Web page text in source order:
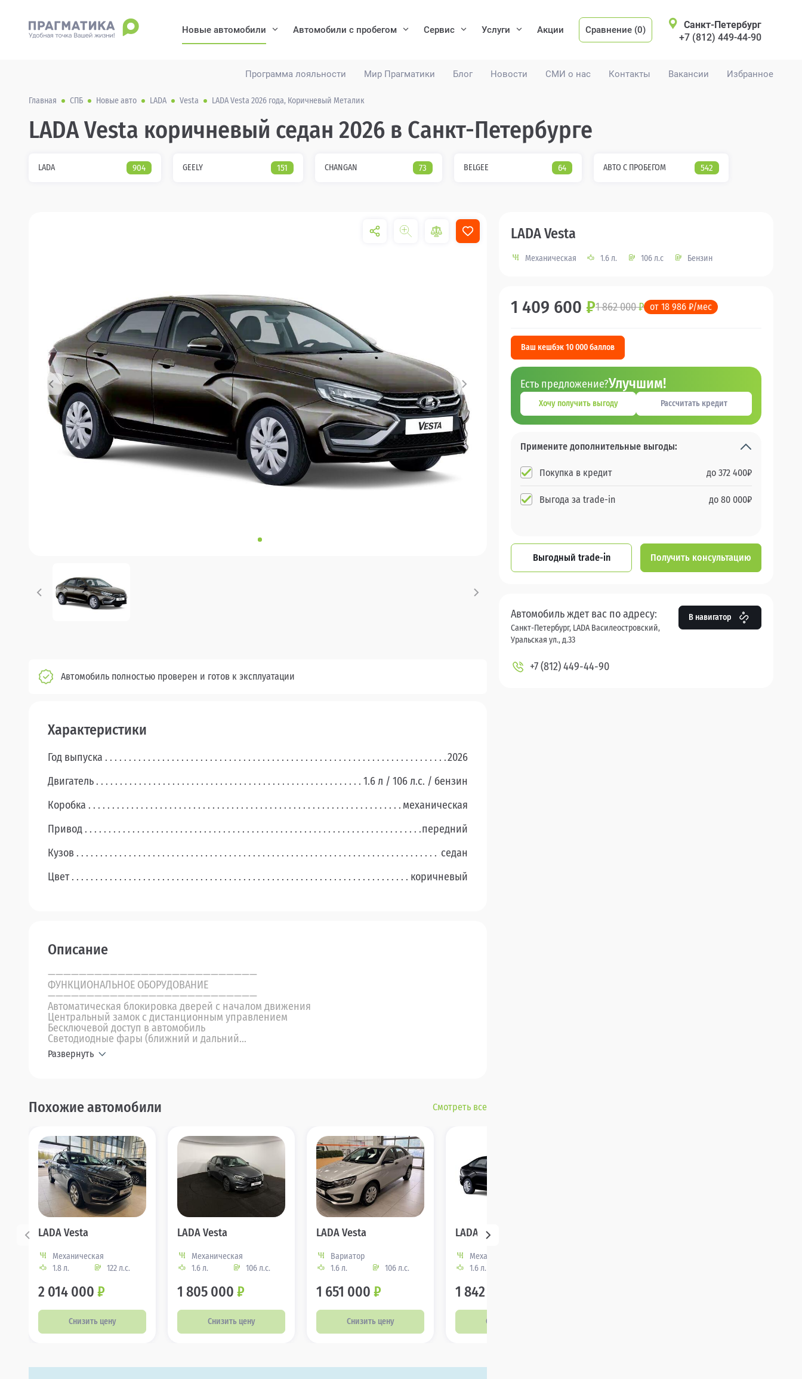
Программа лояльности Мир Прагматики Блог Новости СМИ о нас Контакты Вакансии Избранное
Новые автомобили Автомобили с пробегом Сервис Услуги Акции Сравнение (0)
Санкт-Петербург
+7 (812) 449-44-90
Главная СПБ Новые авто LADA Vesta LADA Vesta 2026 года, Коричневый Металик
LADA Vesta коричневый седан 2026 в Санкт-Петербурге
LADA 904 GEELY 151 CHANGAN 73 BELGEE 64 АВТО С ПРОБЕГОМ 542
Автомобиль полностью проверен и готов к эксплуатации
Характеристики
Год выпуска
2026
Двигатель
1.6 л / 106 л.c. / бензин
Коробка
механическая
Привод
передний
Кузов
седан
Цвет
коричневый
Описание
———————————————————————————
ФУНКЦИОНАЛЬНОЕ ОБОРУДОВАНИЕ
———————————————————————————
Автоматическая блокировка дверей с началом движения
Центральный замок с дистанционным управлением
Бесключевой доступ в автомобиль
Светодиодные фары (ближний и дальний...
Развернуть
Похожие автомобили Смотреть все
LADA Vesta
Механическая
1.8 л.
122 л.с.
2 014 000 ₽
Снизить цену
LADA Vesta
Механическая
1.6 л.
106 л.с.
1 805 000 ₽
Снизить цену
LADA Vesta
Вариатор
1.6 л.
106 л.с.
1 651 000 ₽
Снизить цену
LADA Vesta
Механическая
1.6 л.
1 842 000
Снизить цену
LADA Vesta
Механическая 1.6 л. 106 л.с Бензин
1 409 600 ₽1 862 000₽ от 18 986 ₽/мес
Ваш кешбэк 10 000 баллов
Есть предложение?Улучшим!
Хочу получить выгоду Рассчитать кредит
Примените дополнительные выгоды:
Покупка в кредит до 372 400₽
Выгода за trade-in до 80 000₽
Выгодный trade-in Получить консультацию
Автомобиль ждет вас по адресу:
Санкт-Петербург, LADA Василеостровский,
Уральская ул., д.33
В навигатор
+7 (812) 449-44-90